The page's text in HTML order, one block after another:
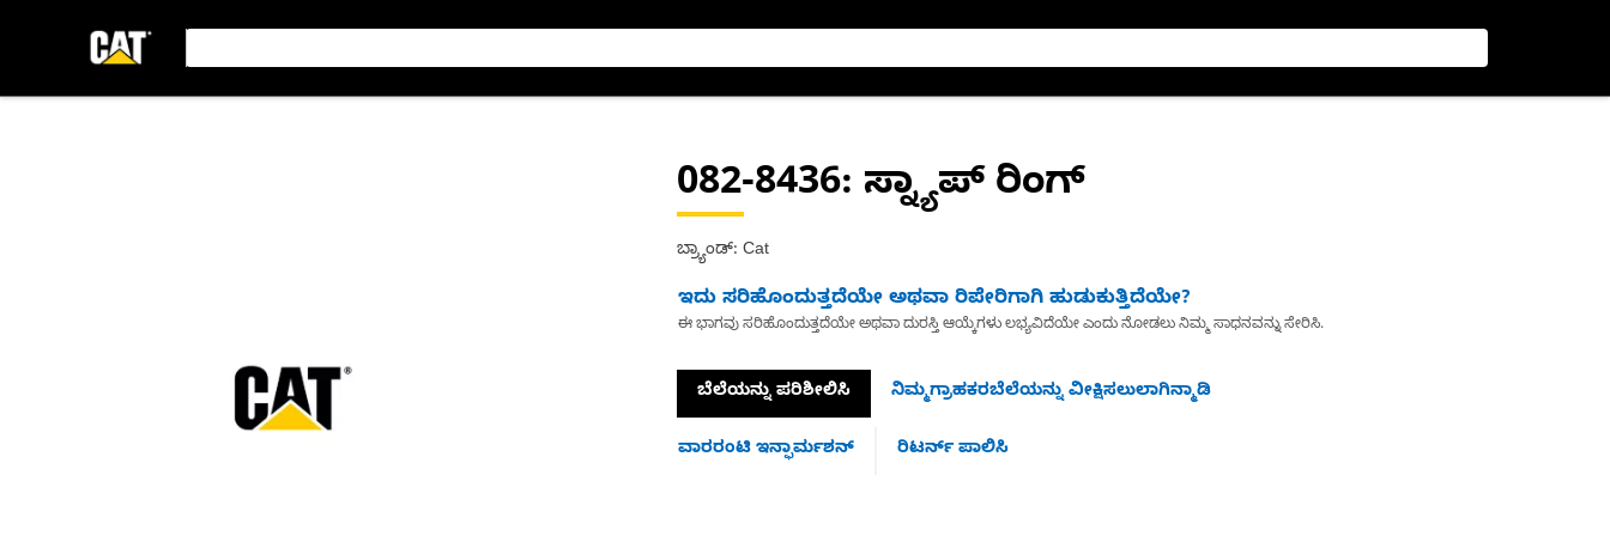
082-8436: ಸ್ನ್ಯಾಪ್ ರಿಂಗ್
ಬ್ರ್ಯಾಂಡ್: Cat
ಇದು ಸರಿಹೊಂದುತ್ತದೆಯೇ ಅಥವಾ ರಿಪೇರಿಗಾಗಿ ಹುಡುಕುತ್ತಿದೆಯೇ?
ಈ ಭಾಗವು ಸರಿಹೊಂದುತ್ತದೆಯೇ ಅಥವಾ ದುರಸ್ತಿ ಆಯ್ಕೆಗಳು ಲಭ್ಯವಿದೆಯೇ ಎಂದು ನೋಡಲು ನಿಮ್ಮ ಸಾಧನವನ್ನು ಸೇರಿಸಿ.
ಬೆಲೆಯನ್ನು ಪರಿಶೀಲಿಸಿ ನಿಮ್ಮಗ್ರಾಹಕರಬೆಲೆಯನ್ನು ವೀಕ್ಷಿಸಲುಲಾಗಿನ್ಮಾಡಿ
ವಾರರಂಟಿ ಇನ್ಫಾರ್ಮಶನ್ ರಿಟರ್ನ್ ಪಾಲಿಸಿ